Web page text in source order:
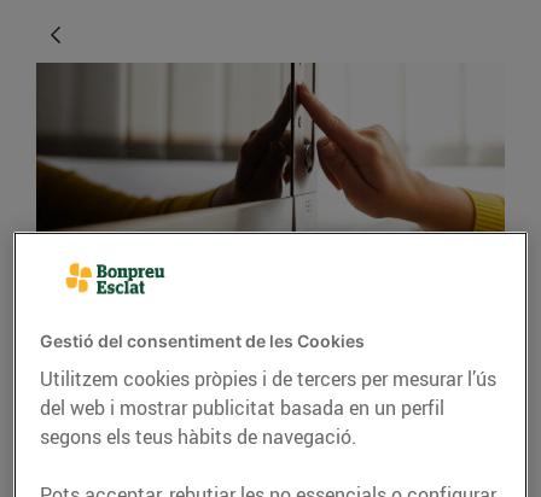
ENERGIA
Manual per al bon ús
dels aparells
electrònics que tenim a
casa
Gestió del consentiment de les Cookies
Utilitzem cookies pròpies i de tercers per mesurar l’ús
del web i mostrar publicitat basada en un perfil
segons els teus hàbits de navegació.